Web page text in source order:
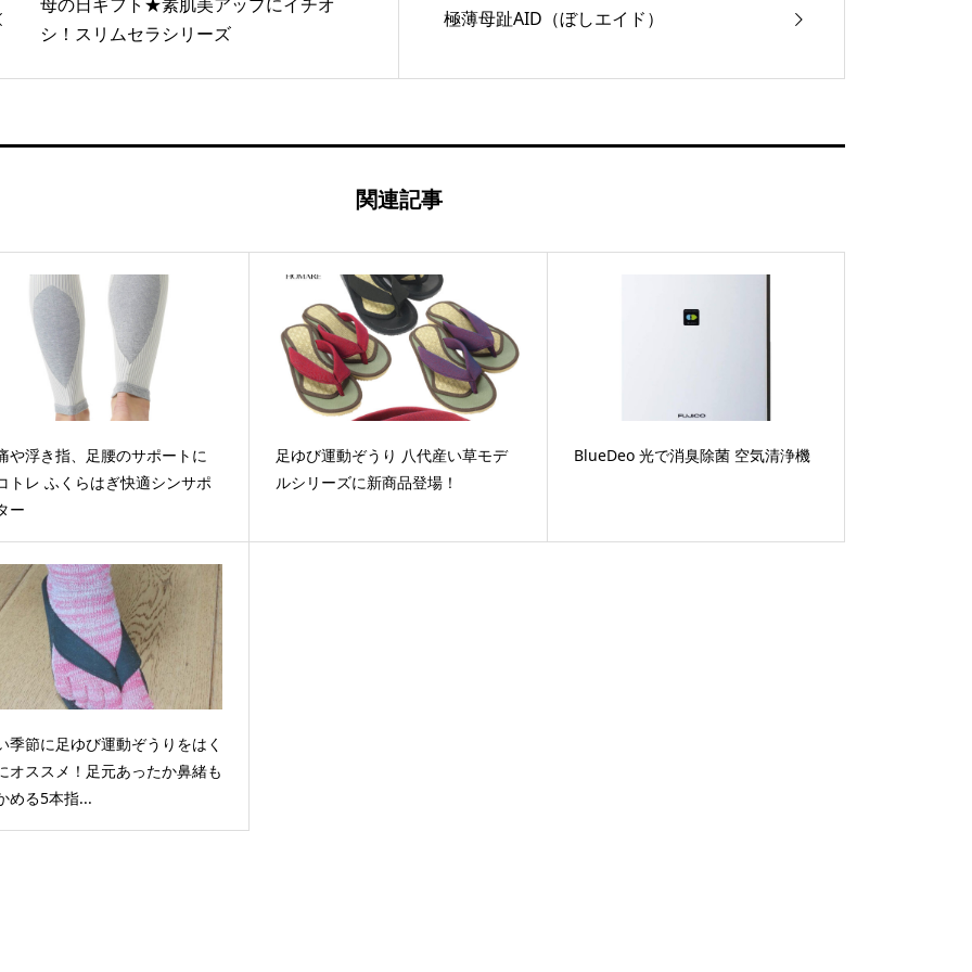
シ！スリムセラシリーズ
極薄母趾AID（ぼしエイド）
関連記事
や浮き指、足腰のサポートに
トレ ふくらはぎ快適シンサポ
ー
足ゆび運動ぞうり 八代産い草モデ
ルシリーズに新商品登場！
BlueDeo 光で消臭除菌 空気清浄機
季節に足ゆび運動ぞうりをはく
オススメ！足元あったか鼻緒も
める5本指...